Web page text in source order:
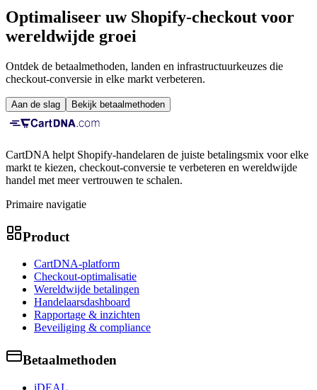
Optimaliseer uw Shopify-checkout voor
wereldwijde groei
Ontdek de betaalmethoden, landen en infrastructuurkeuzes die
checkout-conversie in elke markt verbeteren.
Aan de slag Bekijk betaalmethoden
CartDNA helpt Shopify-handelaren de juiste betalingsmix voor elke
markt te kiezen, checkout-conversie te verbeteren en wereldwijde
handel met meer vertrouwen te schalen.
Primaire navigatie
Product
CartDNA-platform
Checkout-optimalisatie
Wereldwijde betalingen
Handelaarsdashboard
Rapportage & inzichten
Beveiliging & compliance
Betaalmethoden
iDEAL